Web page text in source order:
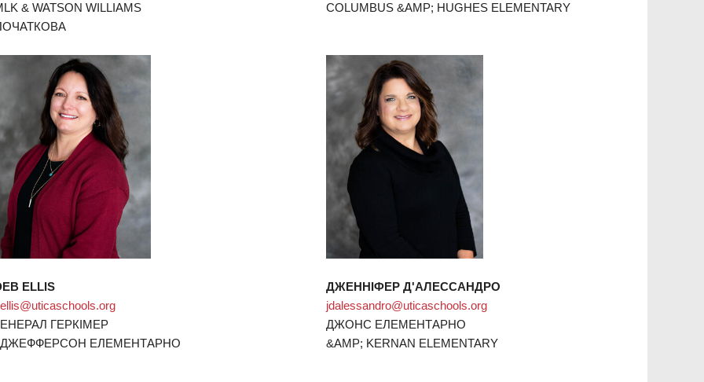
& WATSON WILLIAMS
ELLIS
ГЕРКІМЕР
ДЖЕФФЕРСОН ЕЛЕМЕНТАРНО
COLUMBUS &AMP; HUGHES ELEMENTARY
ДЖЕННІФЕР Д'АЛЕССАНДРО
jdalessandro@uticaschools.org
ДЖОНС ЕЛЕМЕНТАРНО
&AMP; KERNAN ELEMENTARY